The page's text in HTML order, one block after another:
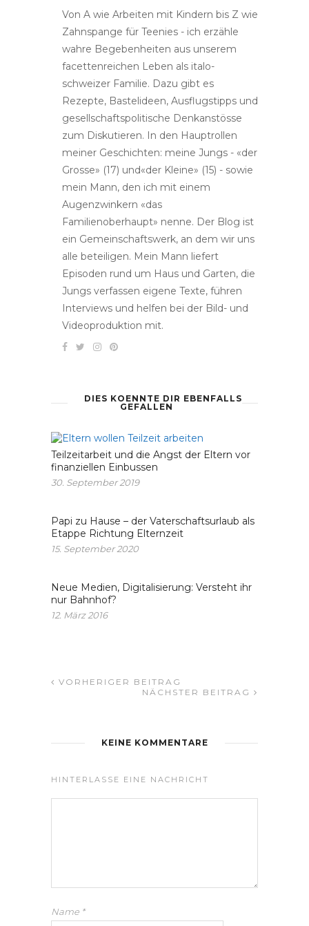
Von A wie Arbeiten mit Kindern bis Z wie
Zahnspange für Teenies - ich erzähle
wahre Begebenheiten aus unserem
facettenreichen Leben als italo-
schweizer Familie. Dazu gibt es
Rezepte, Bastelideen, Ausflugstipps und
gesellschaftspolitische Denkanstösse
zum Diskutieren. In den Hauptrollen
meiner Geschichten: meine Jungs - «der
Grosse» (17) und«der Kleine» (15) - sowie
mein Mann, den ich mit einem
Augenzwinkern «das
Familienoberhaupt» nenne. Der Blog ist
ein Gemeinschaftswerk, an dem wir uns
alle beteiligen. Mein Mann liefert
Episoden rund um Haus und Garten, die
Jungs verfassen eigene Texte, führen
Interviews und helfen bei der Bild- und
Videoproduktion mit.
DIES KOENNTE DIR EBENFALLS
GEFALLEN
Teilzeitarbeit und die Angst der Eltern vor
finanziellen Einbussen
30. September 2019
Papi zu Hause – der Vaterschaftsurlaub als
Etappe Richtung Elternzeit
15. September 2020
Neue Medien, Digitalisierung: Versteht ihr
nur Bahnhof?
12. März 2016
VORHERIGER BEITRAG
NÄCHSTER BEITRAG
KEINE KOMMENTARE
HINTERLASSE EINE NACHRICHT
Name *